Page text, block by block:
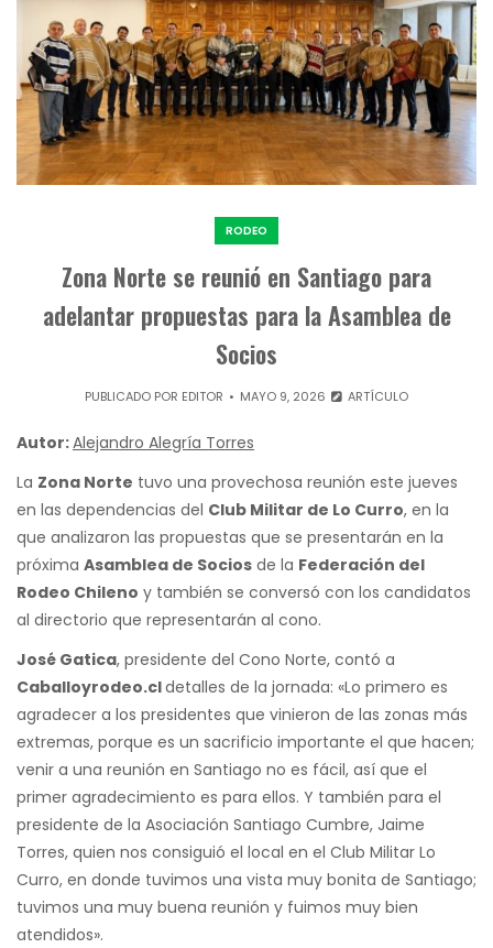
RODEO
Zona Norte se reunió en Santiago para
adelantar propuestas para la Asamblea de
Socios
PUBLICADO POR EDITOR MAYO 9, 2026 ARTÍCULO
Autor:Alejandro Alegría Torres
La Zona Norte tuvo una provechosa reunión este jueves
en las dependencias del Club Militar de Lo Curro, en la
que analizaron las propuestas que se presentarán en la
próxima Asamblea de Socios de la Federación del
Rodeo Chileno y también se conversó con los candidatos
al directorio que representarán al cono.
José Gatica, presidente del Cono Norte, contó a
Caballoyrodeo.cldetalles de la jornada: «Lo primero es
agradecer a los presidentes que vinieron de las zonas más
extremas, porque es un sacrificio importante el que hacen;
venir a una reunión en Santiago no es fácil, así que el
primer agradecimiento es para ellos. Y también para el
presidente de la Asociación Santiago Cumbre, Jaime
Torres, quien nos consiguió el local en el Club Militar Lo
Curro, en donde tuvimos una vista muy bonita de Santiago;
tuvimos una muy buena reunión y fuimos muy bien
atendidos».